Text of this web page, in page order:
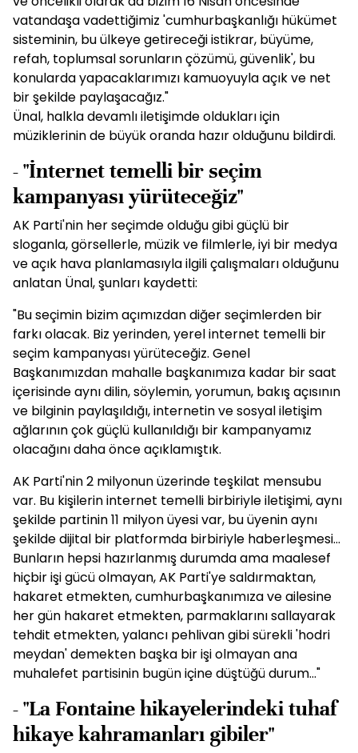
vatandaşa vadettiğimiz 'cumhurbaşkanlığı hükümet
sisteminin, bu ülkeye getireceği istikrar, büyüme,
refah, toplumsal sorunların çözümü, güvenlik', bu
konularda yapacaklarımızı kamuoyuyla açık ve net
bir şekilde paylaşacağız."
Ünal, halkla devamlı iletişimde oldukları için
müziklerinin de büyük oranda hazır olduğunu bildirdi.
- "İnternet temelli bir seçim
kampanyası yürüteceğiz"
AK Parti'nin her seçimde olduğu gibi güçlü bir
sloganla, görsellerle, müzik ve filmlerle, iyi bir medya
ve açık hava planlamasıyla ilgili çalışmaları olduğunu
anlatan Ünal, şunları kaydetti:
"Bu seçimin bizim açımızdan diğer seçimlerden bir
farkı olacak. Biz yerinden, yerel internet temelli bir
seçim kampanyası yürüteceğiz. Genel
Başkanımızdan mahalle başkanımıza kadar bir saat
içerisinde aynı dilin, söylemin, yorumun, bakış açısının
ve bilginin paylaşıldığı, internetin ve sosyal iletişim
ağlarının çok güçlü kullanıldığı bir kampanyamız
olacağını daha önce açıklamıştık.
AK Parti'nin 2 milyonun üzerinde teşkilat mensubu
var. Bu kişilerin internet temelli birbiriyle iletişimi, aynı
şekilde partinin 11 milyon üyesi var, bu üyenin aynı
şekilde dijital bir platformda birbiriyle haberleşmesi...
Bunların hepsi hazırlanmış durumda ama maalesef
hiçbir işi gücü olmayan, AK Parti'ye saldırmaktan,
hakaret etmekten, cumhurbaşkanımıza ve ailesine
her gün hakaret etmekten, parmaklarını sallayarak
tehdit etmekten, yalancı pehlivan gibi sürekli 'hodri
meydan' demekten başka bir işi olmayan ana
muhalefet partisinin bugün içine düştüğü durum..."
- "La Fontaine hikayelerindeki tuhaf
hikaye kahramanları gibiler"